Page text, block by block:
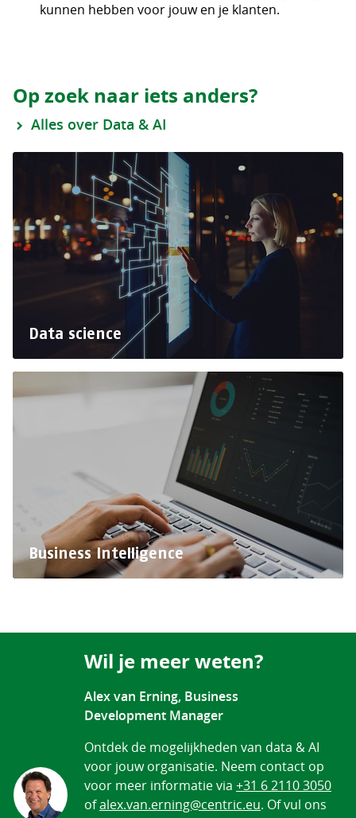
kunnen hebben voor jouw en je klanten.
Op zoek naar iets anders?
Alles over Data & AI
Data science
Business Intelligence
Wil je meer weten?
Alex van Erning, Business
Development Manager
Ontdek de mogelijkheden van data & AI
voor jouw organisatie. Neem contact op
voor meer informatie via +31 6 2110 3050
ofalex.van.erning@centric.eu. Of vul ons